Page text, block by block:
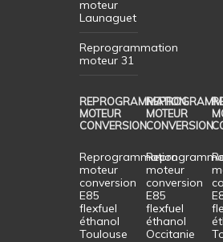
moteur
Launaguet
Reprogrammation
moteur 31
REPROGRAMMATION
MOTEUR
CONVERSION
Reprogrammation
moteur
conversion
E85
flexfuel
éthanol
Toulouse
MOTEUR
CONVERSION
moteur
conversion
E85
flexfuel
éthanol
Occitanie